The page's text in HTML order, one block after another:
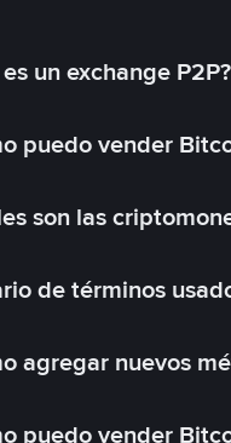
un exchange P2P?
puedo vender
son las
de términos
agregar nuevos
puedo vender